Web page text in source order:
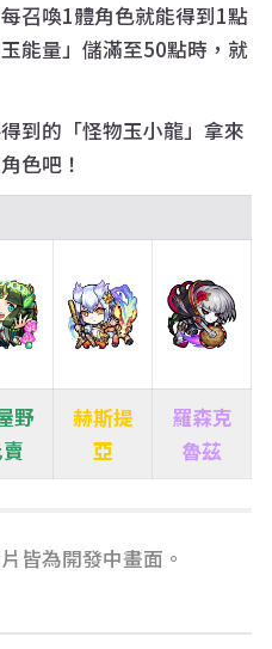
召喚1體角色就能得到1點
能量」儲滿至50點時，就
到的「怪物玉小龍」拿來
色吧！
野
赫斯提
亞
羅森克
魯茲
皆為開發中畫面。